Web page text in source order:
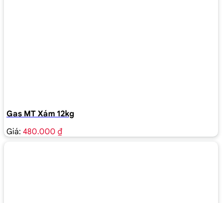
Gas MT Xám 12kg
Giá: 480.000 ₫